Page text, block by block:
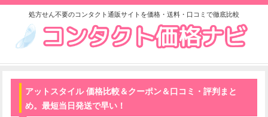
処方せん不要のコンタクト通販サイトを価格・送料・口コミで徹底比較
アットスタイル 価格比較＆クーポン＆口コミ・評判まと
め。最短当日発送で早い！